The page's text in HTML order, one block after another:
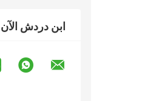
ابن دردش الآن